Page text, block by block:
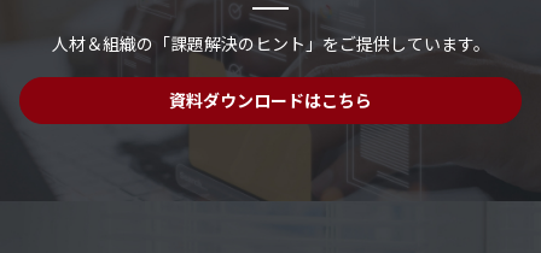
人材＆組織の「課題解決のヒント」をご提供しています。
資料ダウンロードはこちら